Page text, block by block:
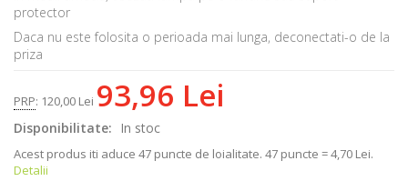
protector
Daca nu este folosita o perioada mai lunga, deconectati-o de la
priza
PRP: 120,00 Lei 93,96 Lei
Disponibilitate: In stoc
Acest produs iti aduce 47 puncte de loialitate. 47 puncte = 4,70 Lei.
Detalii